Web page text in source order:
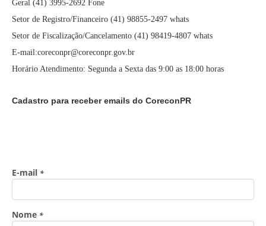
Geral (41) 3995-2692 Fone
Setor de Registro/Financeiro (41) 98855-2497 whats
Setor de Fiscalização/Cancelamento (41) 98419-4807 whats
E-mail:coreconpr@coreconpr.gov.br
Horário Atendimento: Segunda a Sexta das 9:00 as 18:00 horas
Cadastro para receber emails do CoreconPR